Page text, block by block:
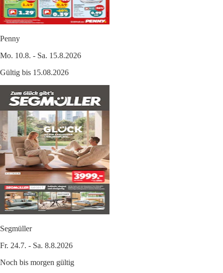
Penny
Mo. 10.8. - Sa. 15.8.2026
Gültig bis 15.08.2026
Segmüller
Fr. 24.7. - Sa. 8.8.2026
Noch bis morgen gültig